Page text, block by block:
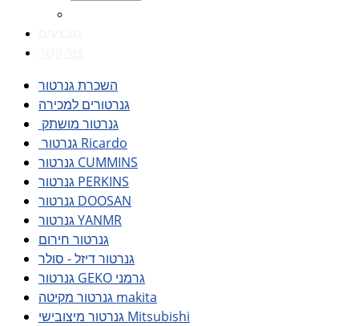
השכרת גנרטור
גנרטורים למכירה
גנרטור מושתק
גנרטור Ricardo
גנרטור CUMMINS
גנרטור PERKINS
גנרטור DOOSAN
גנרטור YANMR
גנרטור חירום
גנרטור דיזל - סולר
גנרטור GEKO גרמני
גנרטור מקיטה makita
גנרטור מיצובישי Mitsubishi